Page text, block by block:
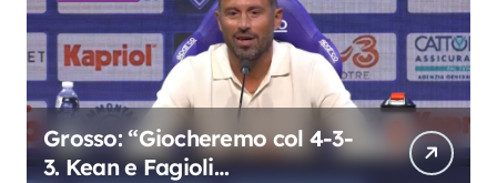
Grosso: “Giocheremo col 4-3-
3. Kean e Fagioli